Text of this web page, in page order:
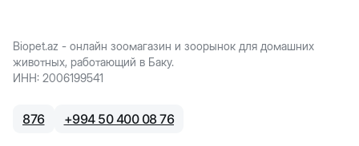
Biopet.az - онлайн зоомагазин и зоорынок для домашних
животных, работающий в Баку.
ИНН: 2006199541
876 +994 50 400 08 76